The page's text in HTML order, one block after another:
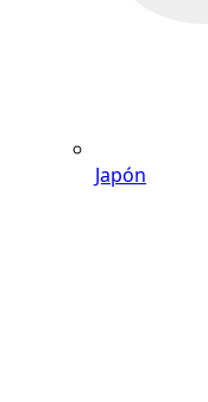
Japón